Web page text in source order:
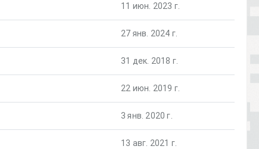
11 июн. 2023 г.
27 янв. 2024 г.
31 дек. 2018 г.
22 июн. 2019 г.
3 янв. 2020 г.
13 авг. 2021 г.